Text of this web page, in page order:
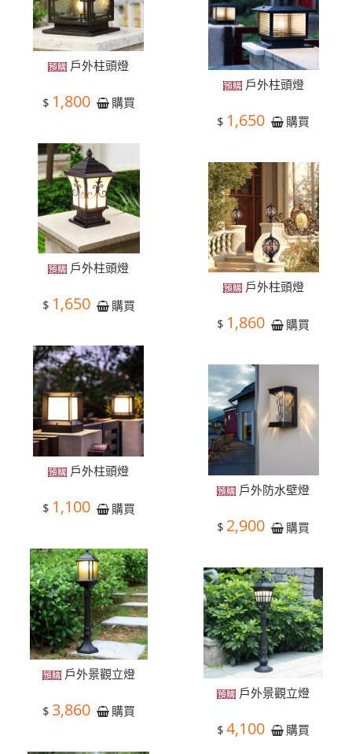
戶外柱頭燈
$ 1,800 購買
戶外柱頭燈
$ 1,650 購買
戶外柱頭燈
$ 1,650 購買
戶外柱頭燈
$ 1,860 購買
戶外柱頭燈
$ 1,100 購買
戶外防水壁燈
$ 2,900 購買
戶外景觀立燈
$ 3,860 購買
戶外景觀立燈
$ 4,100 購買